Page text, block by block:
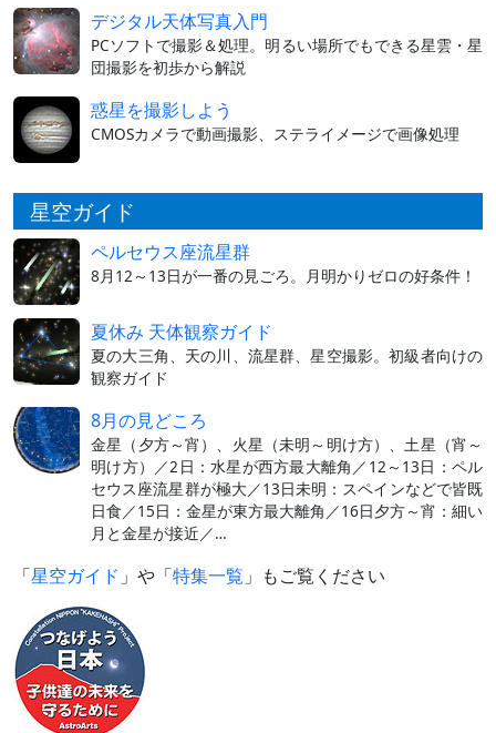
デジタル天体写真入門
PCソフトで撮影＆処理。明るい場所でもできる星雲・星
団撮影を初歩から解説
惑星を撮影しよう
CMOSカメラで動画撮影、ステライメージで画像処理
星空ガイド
ペルセウス座流星群
8月12～13日が一番の見ごろ。月明かりゼロの好条件！
夏休み 天体観察ガイド
夏の大三角、天の川、流星群、星空撮影。初級者向けの
観察ガイド
8月の見どころ
金星（夕方～宵）、火星（未明～明け方）、土星（宵～
明け方）／2日：水星が西方最大離角／12～13日：ペル
セウス座流星群が極大／13日未明：スペインなどで皆既
日食／15日：金星が東方最大離角／16日夕方～宵：細い
月と金星が接近／…
「星空ガイド 」や「特集一覧 」もご覧ください